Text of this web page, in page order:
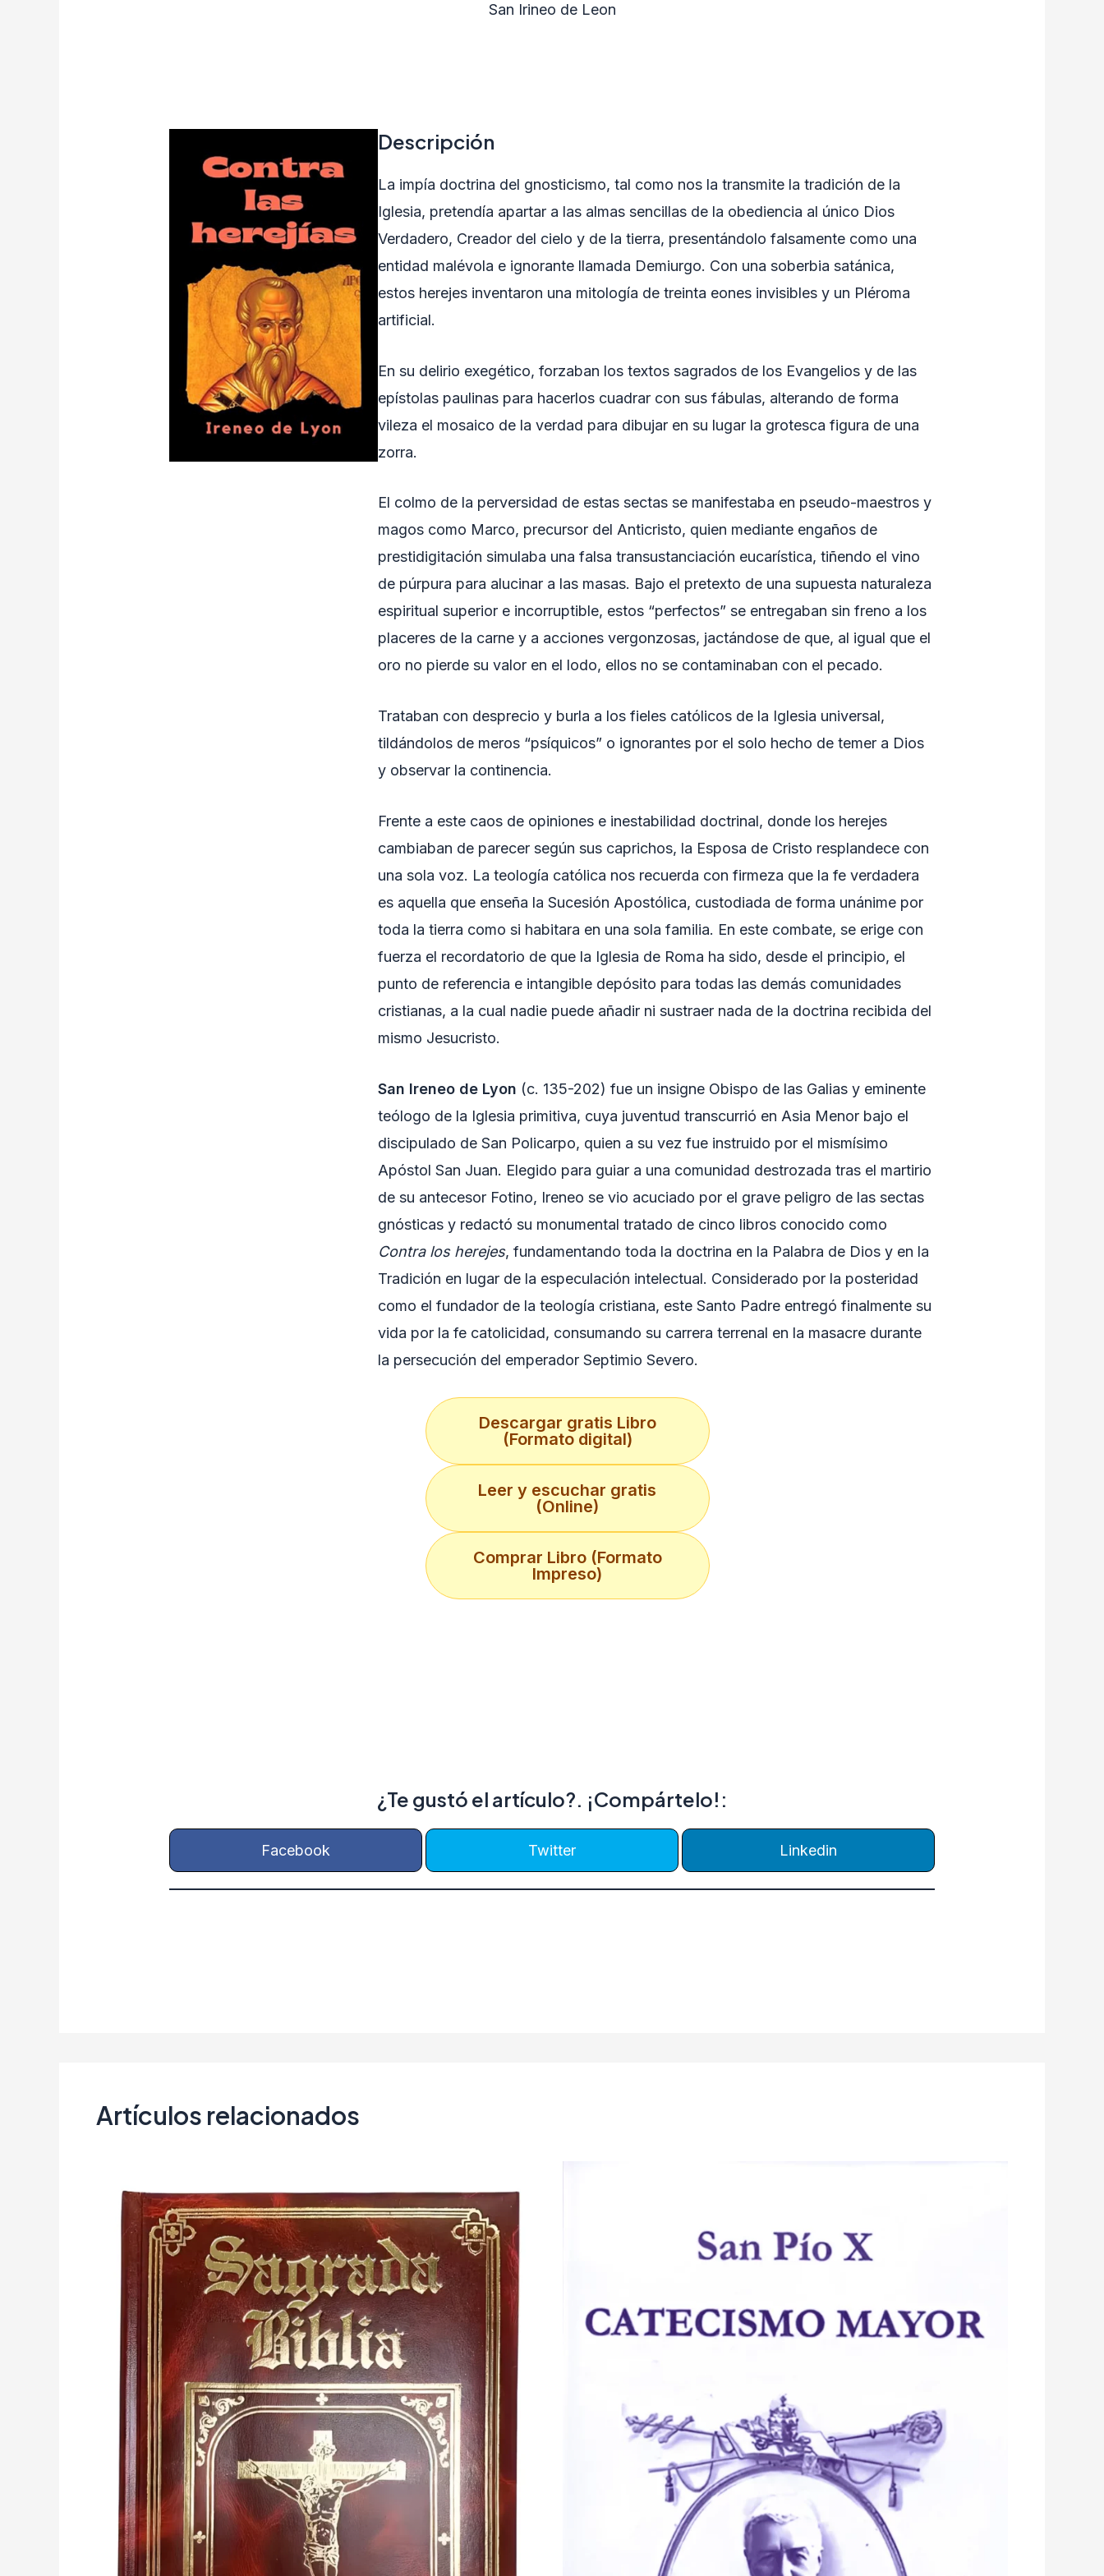
San Irineo de Leon
Descripción
La impía doctrina del gnosticismo, tal como nos la transmite la tradición de la
Iglesia, pretendía apartar a las almas sencillas de la obediencia al único Dios
Verdadero, Creador del cielo y de la tierra, presentándolo falsamente como una
entidad malévola e ignorante llamada Demiurgo. Con una soberbia satánica,
estos herejes inventaron una mitología de treinta eones invisibles y un Pléroma
artificial.
En su delirio exegético, forzaban los textos sagrados de los Evangelios y de las
epístolas paulinas para hacerlos cuadrar con sus fábulas, alterando de forma
vileza el mosaico de la verdad para dibujar en su lugar la grotesca figura de una
zorra.
El colmo de la perversidad de estas sectas se manifestaba en pseudo-maestros y
magos como Marco, precursor del Anticristo, quien mediante engaños de
prestidigitación simulaba una falsa transustanciación eucarística, tiñendo el vino
de púrpura para alucinar a las masas. Bajo el pretexto de una supuesta naturaleza
espiritual superior e incorruptible, estos “perfectos” se entregaban sin freno a los
placeres de la carne y a acciones vergonzosas, jactándose de que, al igual que el
oro no pierde su valor en el lodo, ellos no se contaminaban con el pecado.
Trataban con desprecio y burla a los fieles católicos de la Iglesia universal,
tildándolos de meros “psíquicos” o ignorantes por el solo hecho de temer a Dios
y observar la continencia.
Frente a este caos de opiniones e inestabilidad doctrinal, donde los herejes
cambiaban de parecer según sus caprichos, la Esposa de Cristo resplandece con
una sola voz. La teología católica nos recuerda con firmeza que la fe verdadera
es aquella que enseña la Sucesión Apostólica, custodiada de forma unánime por
toda la tierra como si habitara en una sola familia. En este combate, se erige con
fuerza el recordatorio de que la Iglesia de Roma ha sido, desde el principio, el
punto de referencia e intangible depósito para todas las demás comunidades
cristianas, a la cual nadie puede añadir ni sustraer nada de la doctrina recibida del
mismo Jesucristo.
San Ireneo de Lyon (c. 135-202) fue un insigne Obispo de las Galias y eminente
teólogo de la Iglesia primitiva, cuya juventud transcurrió en Asia Menor bajo el
discipulado de San Policarpo, quien a su vez fue instruido por el mismísimo
Apóstol San Juan. Elegido para guiar a una comunidad destrozada tras el martirio
de su antecesor Fotino, Ireneo se vio acuciado por el grave peligro de las sectas
gnósticas y redactó su monumental tratado de cinco libros conocido como
Contra los herejes, fundamentando toda la doctrina en la Palabra de Dios y en la
Tradición en lugar de la especulación intelectual. Considerado por la posteridad
como el fundador de la teología cristiana, este Santo Padre entregó finalmente su
vida por la fe catolicidad, consumando su carrera terrenal en la masacre durante
la persecución del emperador Septimio Severo.
Descargar gratis Libro
(Formato digital)
Leer y escuchar gratis
(Online)
Comprar Libro (Formato
Impreso)
¿Te gustó el artículo?. ¡Compártelo!:
Facebook Twitter Linkedin
Artículos relacionados